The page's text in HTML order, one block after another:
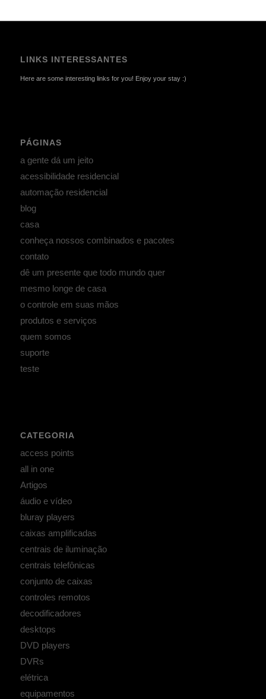
LINKS INTERESSANTES
Here are some interesting links for you! Enjoy your stay :)
PÁGINAS
a gente dá um jeito
acessibilidade residencial
automação residencial
blog
casa
conheça nossos combinados e pacotes
contato
dê um presente que todo mundo quer
mesmo longe de casa
o controle em suas mãos
produtos e serviços
quem somos
suporte
teste
CATEGORIA
access points
all in one
Artigos
áudio e vídeo
bluray players
caixas amplificadas
centrais de iluminação
centrais telefônicas
conjunto de caixas
controles remotos
decodificadores
desktops
DVD players
DVRs
elétrica
equipamentos